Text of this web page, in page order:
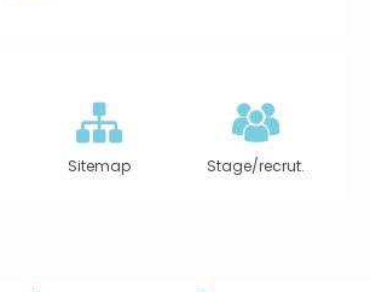
Sitemap Stage/recrut.